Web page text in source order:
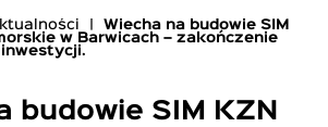
Wiecha na budowie SIM
w Barwicach – zakończenie
budowie SIM KZN